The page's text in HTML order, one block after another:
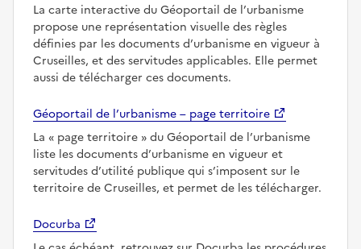
La carte interactive du Géoportail de l’urbanisme
propose une représentation visuelle des règles
définies par les documents d’urbanisme en vigueur à
Cruseilles, et des servitudes applicables. Elle permet
aussi de télécharger ces documents.
Géoportail de l’urbanisme – page territoire
La
page territoire
du Géoportail de l’urbanisme
liste les documents d’urbanisme en vigueur et
servitudes d’utilité publique qui s’imposent sur le
territoire de Cruseilles, et permet de les télécharger.
Docurba